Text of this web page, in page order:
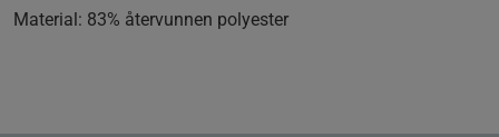
Material: 83% återvunnen polyester